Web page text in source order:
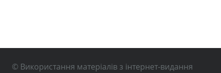
© Використання матеріалів з інтернет-видання